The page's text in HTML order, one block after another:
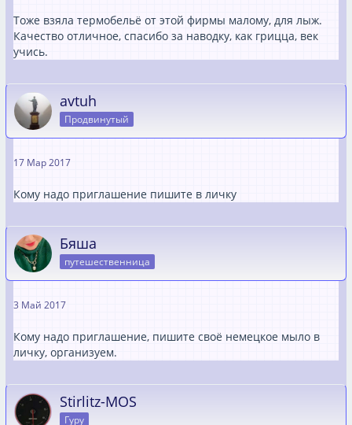
Тоже взяла термобельё от этой фирмы малому, для лыж.
Качество отличное, спасибо за наводку, как грицца, век
учись.
avtuh
Продвинутый
17 Мар 2017
Кому надо приглашение пишите в личку
Бяша
путешественница
3 Май 2017
Кому надо приглашение, пишите своё немецкое мыло в
личку, организуем.
Stirlitz-MOS
Гуру